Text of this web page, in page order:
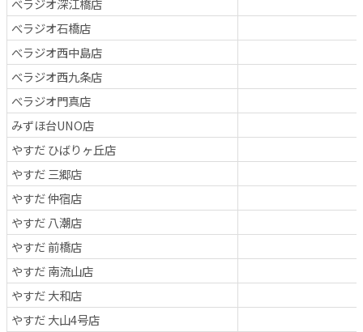
べラジオ深江橋店
べラジオ石橋店
べラジオ西中島店
べラジオ西九条店
べラジオ門真店
みずほ台UNO店
やすだ ひばりヶ丘店
やすだ 三郷店
やすだ 仲宿店
やすだ 八潮店
やすだ 前橋店
やすだ 南流山店
やすだ 大和店
やすだ 大山4号店